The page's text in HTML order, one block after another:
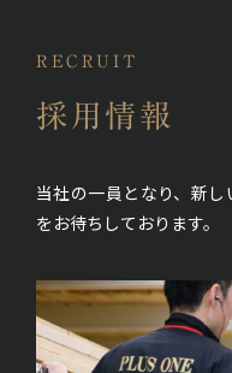
RECRUIT
採用情報
当社の一員となり、新
をお待ちしております。